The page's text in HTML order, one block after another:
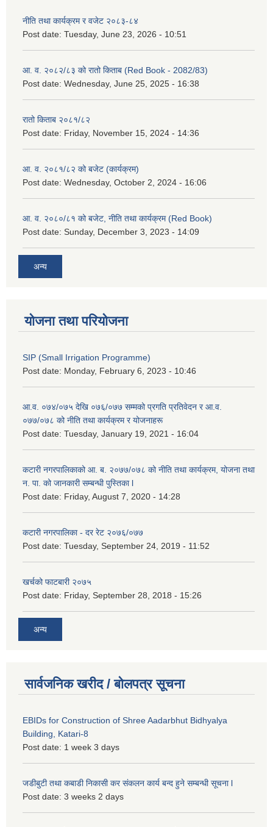
नीति तथा कार्यक्रम र वजेट २०८३-८४
Post date: Tuesday, June 23, 2026 - 10:51
आ. व. २०८२/८३ को रातो किताब (Red Book - 2082/83)
Post date: Wednesday, June 25, 2025 - 16:38
रातो किताब २०८१/८२
Post date: Friday, November 15, 2024 - 14:36
आ. व. २०८१/८२ को बजेट (कार्यक्रम)
Post date: Wednesday, October 2, 2024 - 16:06
आ. व. २०८०/८१ को बजेट, नीति तथा कार्यक्रम (Red Book)
Post date: Sunday, December 3, 2023 - 14:09
अन्य
योजना तथा परियोजना
SIP (Small Irrigation Programme)
Post date: Monday, February 6, 2023 - 10:46
आ.व. ०७४/०७५ देखि ०७६/०७७ सम्मको प्रगति प्रतिवेदन र आ.व.
०७७/०७८ को नीति तथा कार्यक्रम र योजनाहरू
Post date: Tuesday, January 19, 2021 - 16:04
कटारी नगरपालिकाको आ. ब. २०७७/०७८ को नीति तथा कार्यक्रम, योजना तथा
न. पा. को जानकारी सम्बन्धी पुस्तिका l
Post date: Friday, August 7, 2020 - 14:28
कटारी नगरपालिका - दर रेट २०७६/०७७
Post date: Tuesday, September 24, 2019 - 11:52
खर्चको फाटबारी २०७५
Post date: Friday, September 28, 2018 - 15:26
अन्य
सार्वजनिक खरीद / बोलपत्र सूचना
EBIDs for Construction of Shree Aadarbhut Bidhyalya
Building, Katari-8
Post date: 1 week 3 days
जडीबुटी तथा कबाडी निकासी कर संकलन कार्य बन्द हुने सम्बन्धी सूचना l
Post date: 3 weeks 2 days